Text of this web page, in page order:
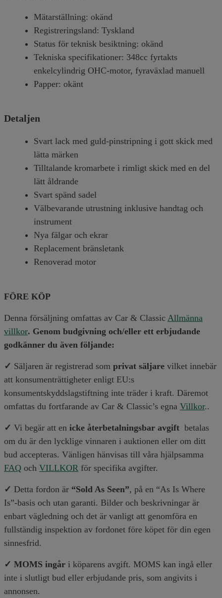
Mätarställning: okänd
Registreringsland: Tyskland
Status för teknisk besiktning: okänd
Tekniska specifikationer: 348cc fyrtakts
enkelcylindrig OHC-motor, fyraväxlad manuell
Papper: okänt
Detaljen
Svart lack med guld-pinstripning i gott skick med
lätta märken
Tilltalande kromarbete i rimligt skick med en del
lätt åldrande
Svart spänd sadel
Välbevarande utrustning inklusive handtag och
instrument
Nya fälgar och ekrar
Replacement bränsletank
Renoverad motor
FÖRE KÖP
Denna försäljning omfattas av Car & Classic Allmänna
villkor. Genom budgivning och/eller ett erbjudande
godkänner du även följande:
✓ Säljaren är registrerad som privat säljare vilket innebär
att konsumenträttigheter enligt EU:s
konsumentskyddslagstiftning inte träder i kraft. Däremot
omfattas du fortfarande av Car & Classic’s egna Villkor..
✓ Vi begär att en icke återbetalningsbar avgift betalas
om du är den lycklige vinnaren i auktionen eller om ditt
bud accepteras. Vänligen hänvisas till våra hjälpsamma
FAQ och VILLKOR för specifika avgifter.
✓ Detta fordon är “Sold As Seen”, på en “As Is Where
Is”-basis och utan garanti. Bilder och beskrivningar är
enbart vägledning och det är vanligt att genomföra en
fullständig inspektion av fordonet före köpet för din egen
sinnesfrid.
✓ MOMS ingår i köparens avgift. MOMS kan ingå eller
inte i slutligt bud eller erbjudande pris, som angivits i
annonsen.